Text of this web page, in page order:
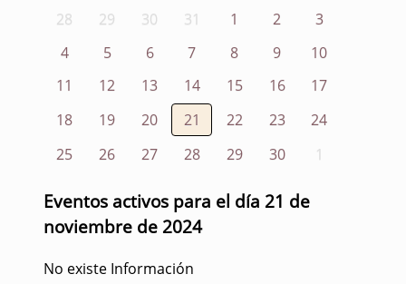
28 29 30 31 1 2
3
4
5 6 7 8 9
10
11
12 13 14 15 16
17
18
19 20 21 22 23
24
25
26 27 28 29 30 1
Eventos activos para el día 21 de
noviembre de 2024
No existe Información